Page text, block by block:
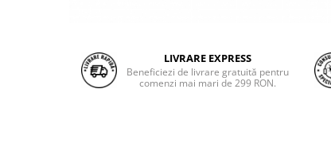
LIVRARE EXPRESS
Beneficiezi de livrare gratuită pentru
comenzi mai mari de 299 RON.